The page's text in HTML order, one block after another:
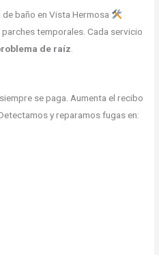
baño en Vista Hermosa
temporales. Cada servicio
de raíz.
se paga. Aumenta el recibo
y reparamos fugas en: